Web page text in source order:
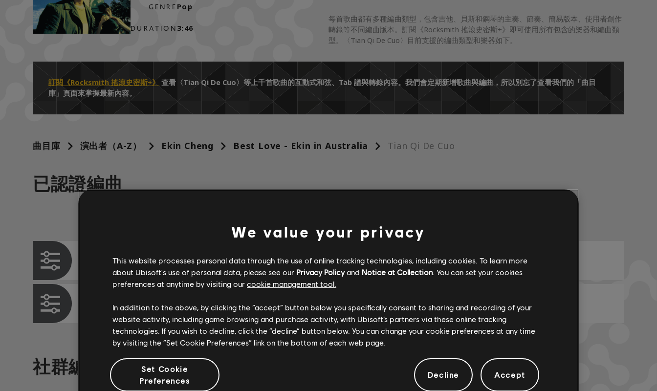
GENRE
DURATION
Pop
3:46
每首歌曲都有多種編曲類型，包含吉他、貝斯和鋼琴的主奏、節奏、簡易版本、使用者創作
轉錄等不同編曲版本。訂閱《Rocksmith 搖滾史密斯+》即可使用所有包含的樂器和編曲類
型。〈Tian Qi De Cuo〉目前支援的編曲類型和樂器如下。
訂閱《Rocksmith 搖滾史密斯+》 查看〈Tian Qi De Cuo〉等上千首歌曲的互動式和弦、Tab 譜與轉錄內容。我們會定期新增歌曲與編曲，所以別忘了查看我們的「曲目
庫」頁面來掌握最新內容。
曲目庫 演出者（A-Z） Ekin Cheng Best Love - Ekin in Australia Tian Qi De Cuo
已認證編曲
已認證
和弦圖 R+ Team & ARCHI
貝斯圖 ARCHI
社群編曲
We value your privacy
This website processes personal data through the use of online tracking technologies, including cookies. To learn more
about Ubisoft's use of personal data, please see our Privacy Policyand Notice at Collection. You can set your cookies
preferences at anytime by visiting our cookie management tool.
In addition to the above, by clicking the “accept” button below you specifically consent to sharing and recording of your
website activity, including game browsing and purchase activity, with Ubisoft’s partners via these online tracking
technologies. If you wish to decline, click the “decline” button below. You can change your cookie preferences at any time
by visiting the “Set Cookie Preferences” link on the bottom of each web page.
Set Cookie
Preferences
Decline Accept